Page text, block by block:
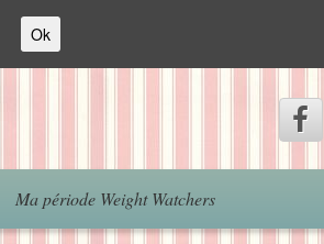
Ma période Weight Watchers
Ok